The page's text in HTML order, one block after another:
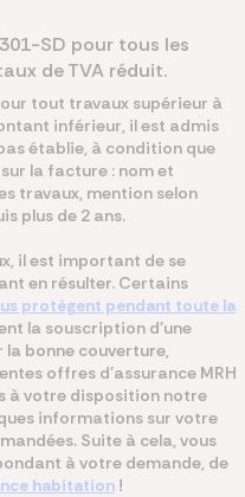
SD pour tous les
de TVA réduit.
tout travaux supérieur à
inférieur, il est admis
établie, à condition que
la facture : nom et
travaux, mention selon
plus de 2 ans.
il est important de se
en résulter. Certains
protègent pendant toute la
la souscription d'une
bonne couverture,
offres d'assurance MRH
à votre disposition notre
informations sur votre
Suite à cela, vous
à votre demande, de
habitation !